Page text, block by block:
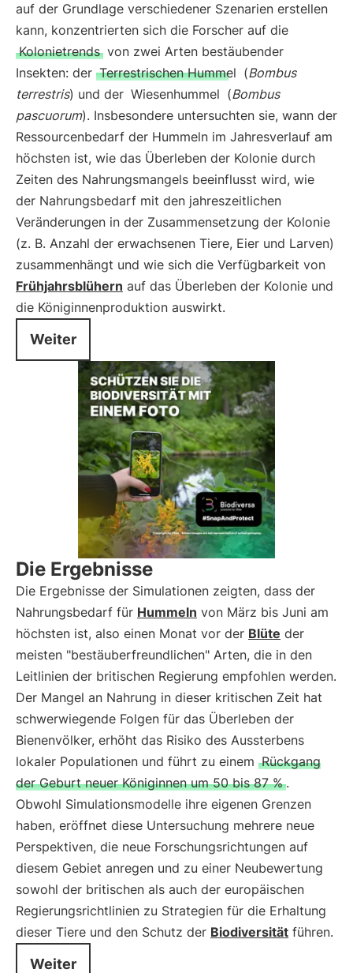
auf der Grundlage verschiedener Szenarien erstellen
kann, konzentrierten sich die Forscher auf die
Kolonietrends von zwei Arten bestäubender
Insekten: der Terrestrischen Hummel (Bombus
terrestris) und der Wiesenhummel (Bombus
pascuorum). Insbesondere untersuchten sie, wann der
Ressourcenbedarf der Hummeln im Jahresverlauf am
höchsten ist, wie das Überleben der Kolonie durch
Zeiten des Nahrungsmangels beeinflusst wird, wie
der Nahrungsbedarf mit den jahreszeitlichen
Veränderungen in der Zusammensetzung der Kolonie
(z. B. Anzahl der erwachsenen Tiere, Eier und Larven)
zusammenhängt und wie sich die Verfügbarkeit von
Frühjahrsblühern auf das Überleben der Kolonie und
die Königinnenproduktion auswirkt.
Weiter
Die Ergebnisse
Die Ergebnisse der Simulationen zeigten, dass der
Nahrungsbedarf für Hummeln von März bis Juni am
höchsten ist, also einen Monat vor der Blüte der
meisten "bestäuberfreundlichen" Arten, die in den
Leitlinien der britischen Regierung empfohlen werden.
Der Mangel an Nahrung in dieser kritischen Zeit hat
schwerwiegende Folgen für das Überleben der
Bienenvölker, erhöht das Risiko des Aussterbens
lokaler Populationen und führt zu einem Rückgang
der Geburt neuer Königinnen um 50 bis 87 % .
Obwohl Simulationsmodelle ihre eigenen Grenzen
haben, eröffnet diese Untersuchung mehrere neue
Perspektiven, die neue Forschungsrichtungen auf
diesem Gebiet anregen und zu einer Neubewertung
sowohl der britischen als auch der europäischen
Regierungsrichtlinien zu Strategien für die Erhaltung
dieser Tiere und den Schutz der Biodiversität führen.
Weiter